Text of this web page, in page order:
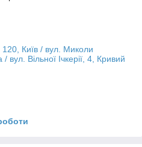
Київ / вул. Миколи
вул. Вільної Ічкерії, 4, Кривий